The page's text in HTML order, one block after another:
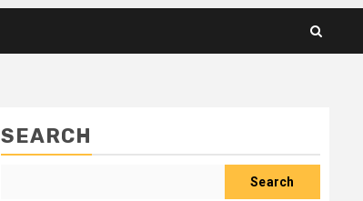
SEARCH
Search